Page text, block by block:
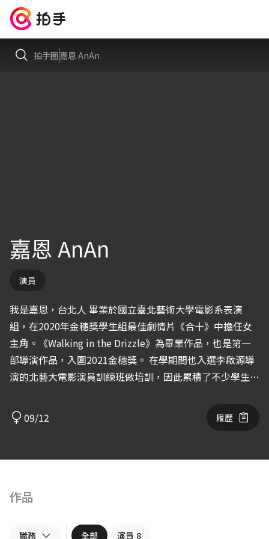
拍手圈嘉恩 AnAn
嘉恩 AnAn
演員
我是嘉恩，台北人 畢業於國立臺北藝術大學電影系表演
組，在2020年金穗獎學生組最佳劇情片《合十》中擔任女
主角。《Walking in the Drizzle》為畢業作品，也是第一
部導演作品，入圍2021金穗獎。 在學期間也入選李啟源導
演的北藝大電影演員訓練班做培訓，因此累積了不少學生製
chia_anan email/ cxxaaxxn@gmail.com
09/12 履歷
作品
職務 全部 演員 8